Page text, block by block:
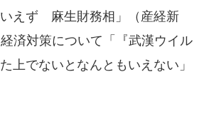
えず 麻生財務相」（産経新
済対策について「『武漢ウイル
上でないとなんともいえない」